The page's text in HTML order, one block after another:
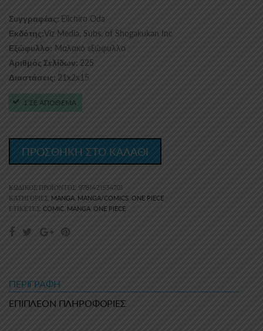
Συγγραφέας: Eiichiro Oda
Εκδότης:Viz Media, Subs. of Shogakukan Inc
Εξώφυλλο: Μαλακό εξώφυλλο
Αριθμός Σελίδων: 225
Διαστάσεις: 21x2x15
1 ΣΕ ΑΠΟΘΕΜΑ
ΠΡΟΣΘΗΚΗ ΣΤΟ ΚΑΛΑΘΙ
ΚΩΔΙΚΌΣ ΠΡΟΪΌΝΤΟΣ: 9781421534701
ΚΑΤΗΓΟΡΊΕΣ: MANGA, MANGA/COMICS, ONE PIECE
ΕΤΙΚΈΤΕΣ: COMIC, MANGA ONE PIECE
ΠΕΡΙΓΡΑΦΉ
ΕΠΙΠΛΈΟΝ ΠΛΗΡΟΦΟΡΊΕΣ